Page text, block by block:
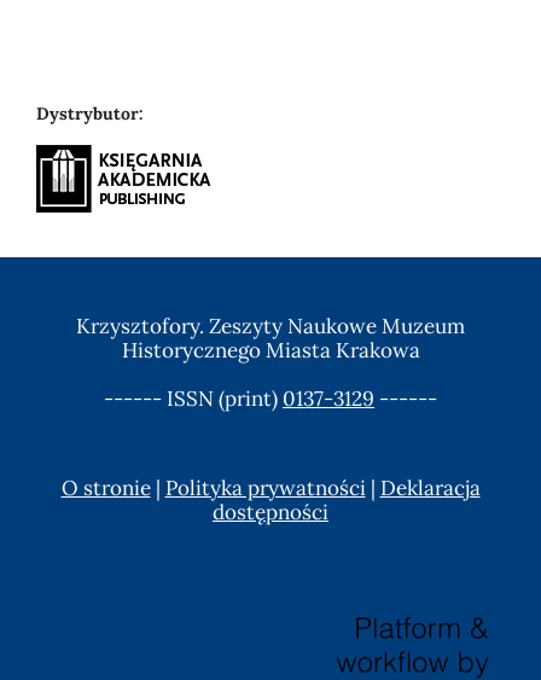
Dystrybutor:
Krzysztofory. Zeszyty Naukowe Muzeum
Historycznego Miasta Krakowa
------ ISSN (print) 0137-3129 ------
O stronie| Polityka prywatności| Deklaracja
dostępności